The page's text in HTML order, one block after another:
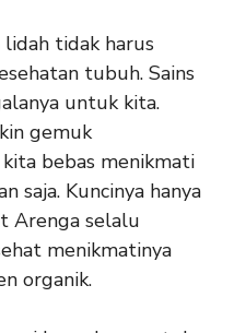
lidah tidak harus
tubuh. Sains
untuk kita.
gemuk
bebas menikmati
saja. Kuncinya hanya
Arenga selalu
menikmatinya
organik.